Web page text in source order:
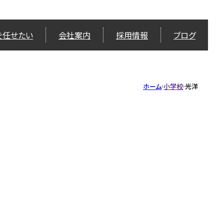
せたい 会社案内 採用情報 ブログ
ホーム 小学校 光洋